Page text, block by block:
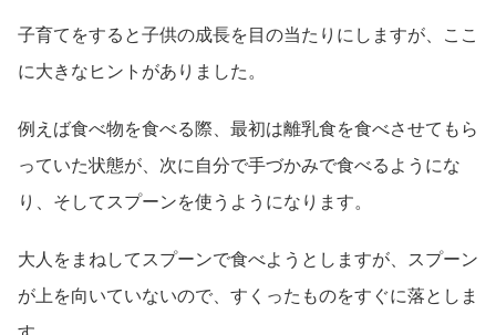
子育てをすると子供の成長を目の当たりにしますが、ここ
に大きなヒントがありました。
例えば食べ物を食べる際、最初は離乳食を食べさせてもら
っていた状態が、次に自分で手づかみで食べるようにな
り、そしてスプーンを使うようになります。
大人をまねしてスプーンで食べようとしますが、スプーン
が上を向いていないので、すくったものをすぐに落としま